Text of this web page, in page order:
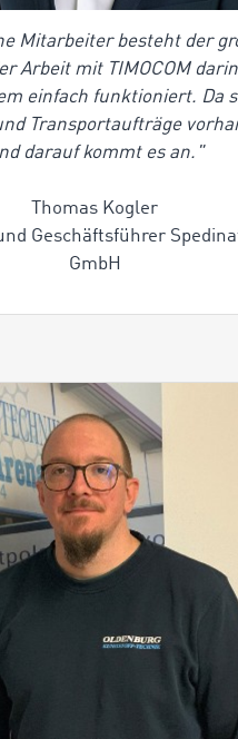
Mitarbeiter besteht der
Arbeit mit TIMOCOM
einfach funktioniert. Da
Transportaufträge
darauf kommt es an."
Thomas Kogler
Geschäftsführer
GmbH